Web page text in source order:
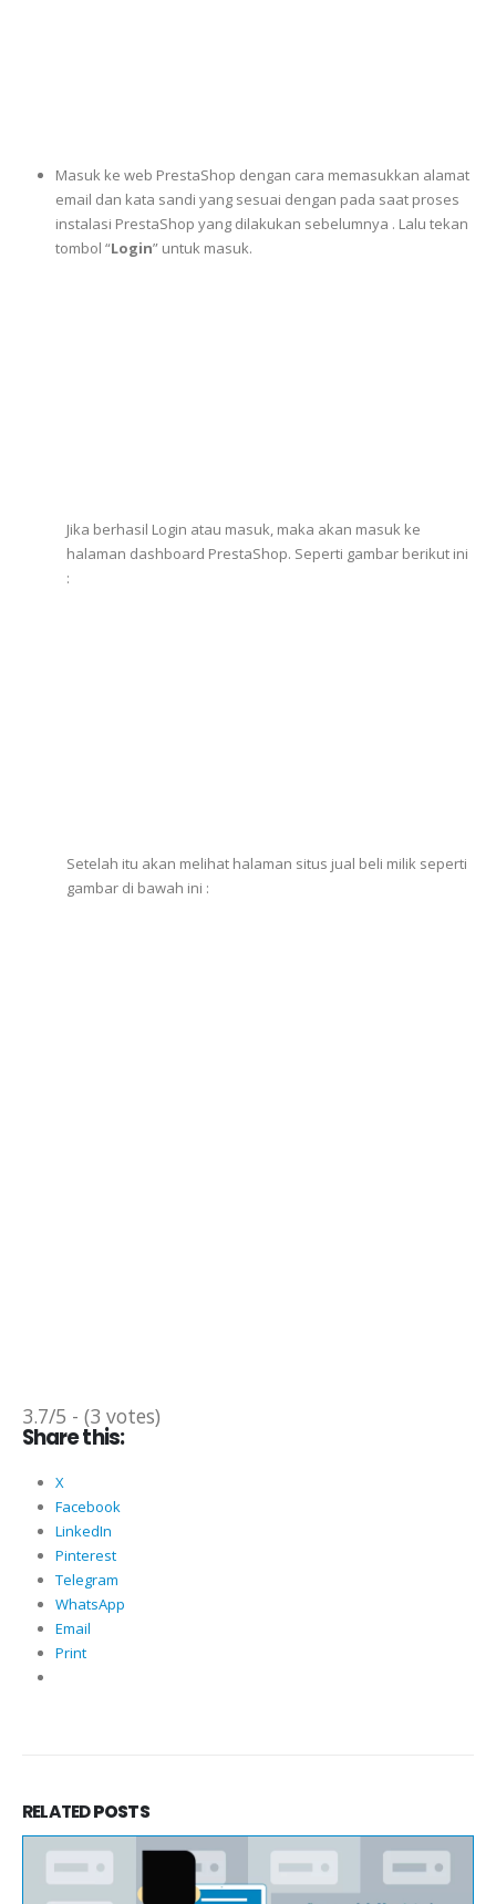
Masuk ke web PrestaShop dengan cara memasukkan alamat
email dan kata sandi yang sesuai dengan pada saat proses
instalasi PrestaShop yang dilakukan sebelumnya . Lalu tekan
tombol “Login” untuk masuk.
Jika berhasil Login atau masuk, maka akan masuk ke
halaman dashboard PrestaShop. Seperti gambar berikut ini
:
Setelah itu akan melihat halaman situs jual beli milik seperti
gambar di bawah ini :
3.7/5 - (3 votes)
Share this:
X
Facebook
LinkedIn
Pinterest
Telegram
WhatsApp
Email
Print
RELATEDPOSTS